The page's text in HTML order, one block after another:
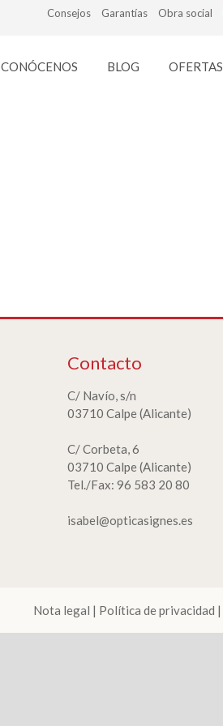
Consejos Garantías Obra social
CONÓCENOS BLOG OFERTAS
Contacto
C/ Navío, s/n
03710 Calpe (Alicante)
C/ Corbeta, 6
03710 Calpe (Alicante)
Tel./Fax: 96 583 20 80
isabel@opticasignes.es
Nota legal | Política de privacidad |